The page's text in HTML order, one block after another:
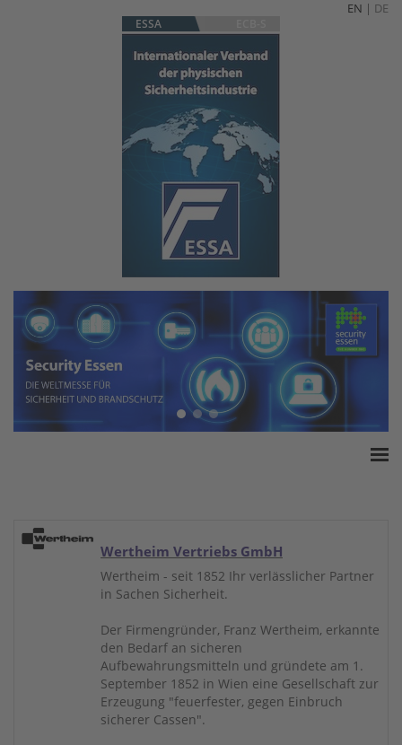
EN | DE
ESSA
White Paper
Versicherungssummen
Wertheim Vertriebs GmbH
Wertheim - seit 1852 Ihr verlässlicher Partner
in Sachen Sicherheit.
Der Firmengründer, Franz Wertheim, erkannte
den Bedarf an sicheren
Aufbewahrungsmitteln und gründete am 1.
September 1852 in Wien eine Gesellschaft zur
Erzeugung "feuerfester, gegen Einbruch
sicherer Cassen".